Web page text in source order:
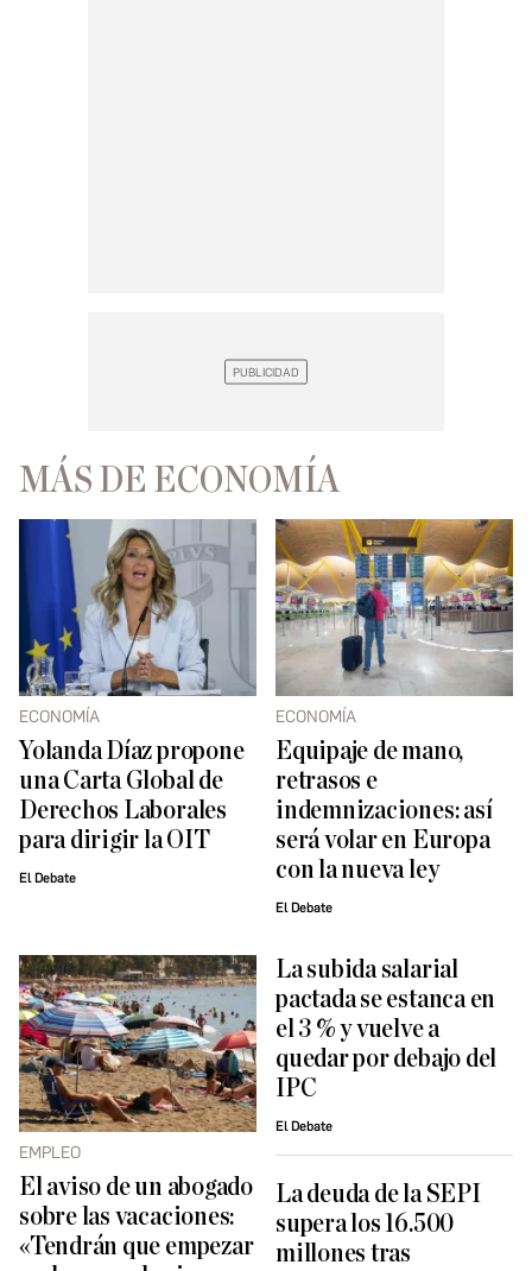
MÁS DE ECONOMÍA
ECONOMÍA
Yolanda Díaz propone
una Carta Global de
Derechos Laborales
para dirigir la OIT
El Debate
ECONOMÍA
Equipaje de mano,
retrasos e
indemnizaciones: así
será volar en Europa
con la nueva ley
El Debate
EMPLEO
El aviso de un abogado
sobre las vacaciones:
«Tendrán que empezar
La subida salarial
pactada se estanca en
el 3 % y vuelve a
quedar por debajo del
IPC
El Debate
La deuda de la SEPI
supera los 16.500
millones tras